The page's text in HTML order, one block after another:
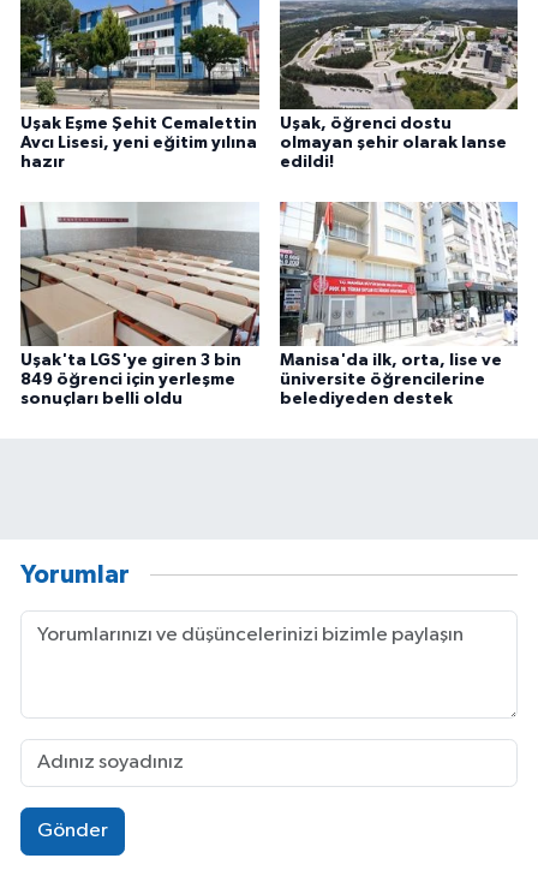
Uşak Eşme Şehit Cemalettin
Avcı Lisesi, yeni eğitim yılına
hazır
Uşak, öğrenci dostu
olmayan şehir olarak lanse
edildi!
Uşak'ta LGS'ye giren 3 bin
849 öğrenci için yerleşme
sonuçları belli oldu
Manisa'da ilk, orta, lise ve
üniversite öğrencilerine
belediyeden destek
Yorumlar
Gönder